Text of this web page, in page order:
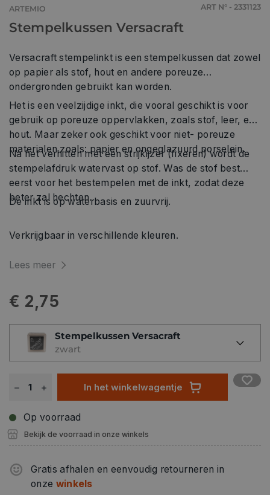
ARTEMIO ART N° - 2331123
Stempelkussen Versacraft
Versacraft stempelinkt is een stempelkussen dat zowel
op papier als stof, hout en andere poreuze
ondergronden gebruikt kan worden.
Het is een veelzijdige inkt, die vooral geschikt is voor
gebruik op poreuze oppervlakken, zoals stof, leer, en
hout. Maar zeker ook geschikt voor niet- poreuze
materialen zoals: papier en ongeglazuurd porselein.
Na het verhitten met een strijkijzer (fixeren) wordt de
stempelafdruk watervast op stof. Was de stof best
eerst voor het bestempelen met de inkt, zodat deze
beter zal hechten.
De inkt is op waterbasis en zuurvrij.
Verkrijgbaar in verschillende kleuren.
Lees meer
€ 2,75
Stempelkussen Versacraft
zwart
In het winkelwagentje
Op voorraad
Bekijk de voorraad in onze winkels
Gratis afhalen en eenvoudig retourneren in
onze winkels